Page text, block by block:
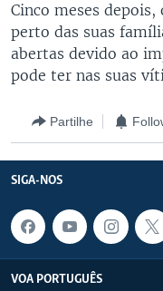
Cinco meses
perto das suas
abertas devido ao
pode ter nas suas
Partilhe
SIGA-NOS
VOA PORTUGUÊS